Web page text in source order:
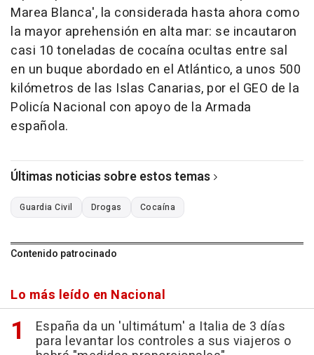
Marea Blanca', la considerada hasta ahora como
la mayor aprehensión en alta mar: se incautaron
casi 10 toneladas de cocaína ocultas entre sal
en un buque abordado en el Atlántico, a unos 500
kilómetros de las Islas Canarias, por el GEO de la
Policía Nacional con apoyo de la Armada
española.
Últimas noticias sobre estos temas
Guardia Civil Drogas Cocaína
Contenido patrocinado
Lo más leído en Nacional
España da un 'ultimátum' a Italia de 3 días
para levantar los controles a sus viajeros o